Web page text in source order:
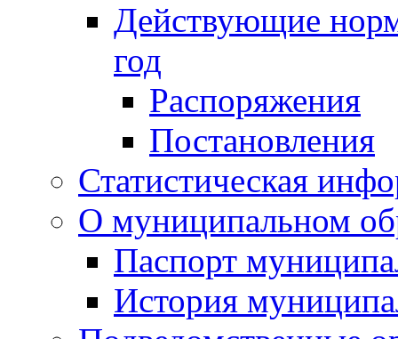
Действующие
год
Распоряжения
Постановления
Статистическая
О муниципальном
Паспорт
История